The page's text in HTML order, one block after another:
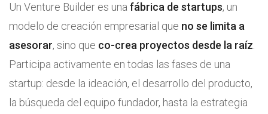
Un Venture Builder es una fábrica de startups, un
modelo de creación empresarial que no se limita a
asesorar, sino que co-crea proyectos desde la raíz
Participa activamente en todas las fases de una
startup: desde la ideación, el desarrollo del producto,
la búsqueda del equipo fundador, hasta la estrategia